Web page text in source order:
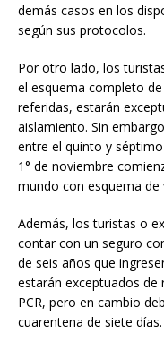
demás casos en los
según sus protocolos.
Por otro lado, los
el esquema completo
referidas, estarán
aislamiento. Sin
entre el quinto y
1° de noviembre
mundo con esquema
Además, los turistas o
contar con un seguro
de seis años que
estarán exceptuados
PCR, pero en cambio
cuarentena de siete días.